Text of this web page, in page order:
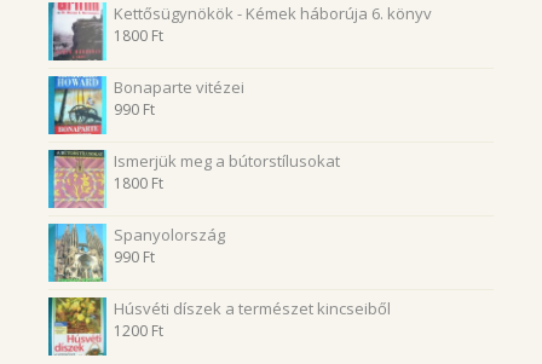
Kettősügynökök - Kémek háborúja 6. könyv
1800 Ft
Bonaparte vitézei
990 Ft
Ismerjük meg a bútorstílusokat
1800 Ft
Spanyolország
990 Ft
Húsvéti díszek a természet kincseiből
1200 Ft